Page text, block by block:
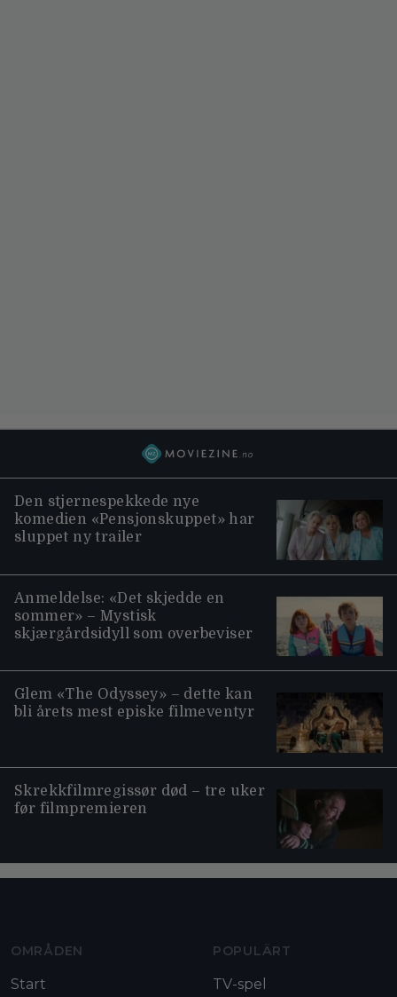
Den stjernespekkede nye
komedien «Pensjonskuppet» har
sluppet ny trailer
Anmeldelse: «Det skjedde en
sommer» – Mystisk
skjærgårdsidyll som overbeviser
Glem «The Odyssey» – dette kan
bli årets mest episke filmeventyr
Skrekkfilmregissør død – tre uker
før filmpremieren
OMRÅDEN
Start
POPULÄRT
TV-spel